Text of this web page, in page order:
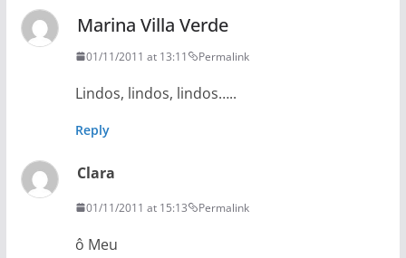
Marina Villa Verde
01/11/2011 at 13:11 Permalink
Lindos, lindos, lindos…..
Reply
Clara
01/11/2011 at 15:13 Permalink
ô Meu